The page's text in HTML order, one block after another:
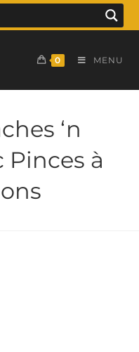
0 MENU
‘n
Pinces à